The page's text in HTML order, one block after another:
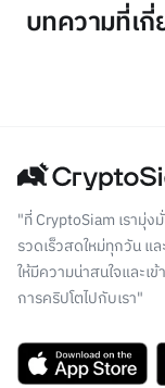
บทความที่เกี่
"ที่ CryptoSiam เรามุ่ง
รวดเร็วสดใหม่ทุกวัน แ
ให้มีความน่าสนใจและเ
การคริปโตไปกับเรา"